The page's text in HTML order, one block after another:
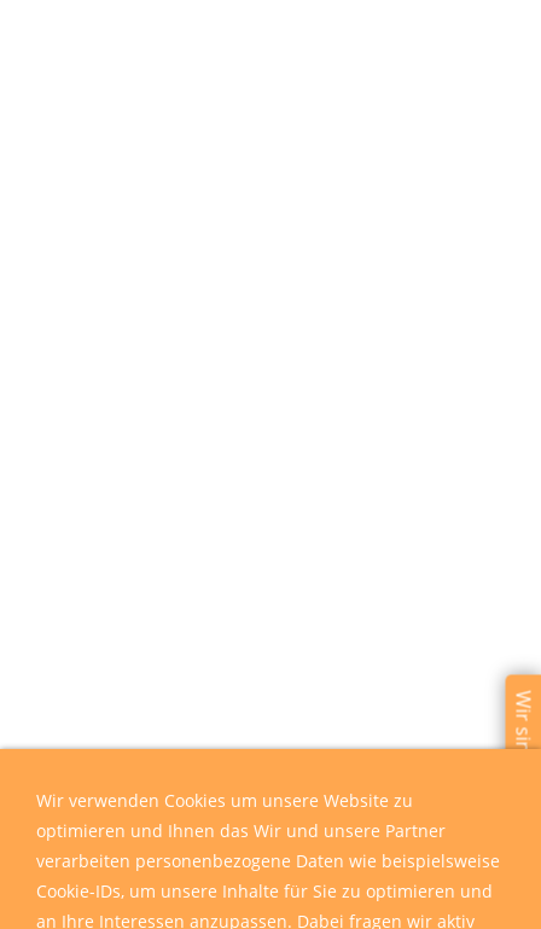
Wir sind für Sie da
Wir verwenden Cookies um unsere Website zu
optimieren und Ihnen das Wir und unsere Partner
verarbeiten personenbezogene Daten wie beispielsweise
Cookie-IDs, um unsere Inhalte für Sie zu optimieren und
an Ihre Interessen anzupassen. Dabei fragen wir aktiv